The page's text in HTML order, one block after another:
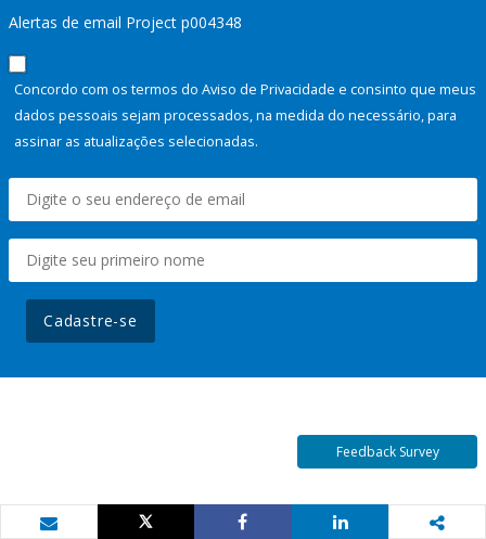
Alertas de email Project p004348
Concordo com os termos do Aviso de Privacidade e consinto que meus
dados pessoais sejam processados, na medida do necessário, para
assinar as atualizações selecionadas.
Cadastre-se
Feedback Survey